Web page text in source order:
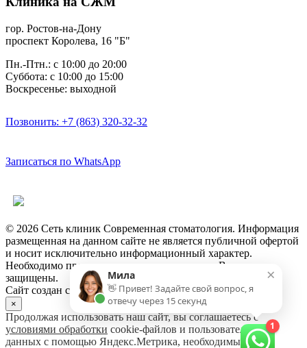
гор. Ростов-на-Дону
проспект Королева, 16 "Б"
Пн.-Птн.: с 10:00 до 20:00
Суббота: с 10:00 до 15:00
Воскресенье: выходной
Позвонить: +7 (863) 320-32-32
Записаться по WhatsApp
© 2026 Сеть клиник Современная стоматология. Информация
размещенная на данном сайте не является публичной офертой
и носит исключительно информационный характер.
Необходимо проконсультироваться с врачом. Все права
защищены.
Сайт создан студией ЭльГрафико
×
Продолжая использовать наш сайт, вы соглашаетесь с
условиями обработки cookie-файлов и пользовательских
данных с помощью Яндекс.Метрика, необходимых для
1
×
Мила
👋 Привет! Задайте свой вопрос, я
отвечу через 15 секунд